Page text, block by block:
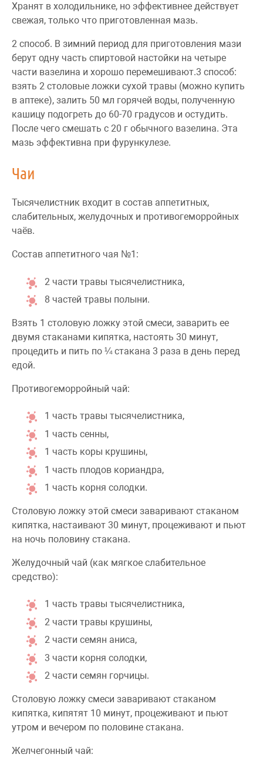
Хранят в холодильнике, но эффективнее действует
свежая, только что приготовленная мазь.
2 способ. В зимний период для приготовления мази
берут одну часть спиртовой настойки на четыре
части вазелина и хорошо перемешивают.3 способ:
взять 2 столовые ложки сухой травы (можно купить
в аптеке), залить 50 мл горячей воды, полученную
кашицу подогреть до 60-70 градусов и остудить.
После чего смешать с 20 г обычного вазелина. Эта
мазь эффективна при фурункулезе.
Чаи
Тысячелистник входит в состав аппетитных,
слабительных, желудочных и противогеморройных
чаёв.
Состав аппетитного чая №1:
2 части травы тысячелистника,
8 частей травы полыни.
Взять 1 столовую ложку этой смеси, заварить ее
двумя стаканами кипятка, настоять 30 минут,
процедить и пить по ¼ стакана 3 раза в день перед
едой.
Противогеморройный чай:
1 часть травы тысячелистника,
1 часть сенны,
1 часть коры крушины,
1 часть плодов кориандра,
1 часть корня солодки.
Столовую ложку этой смеси заваривают стаканом
кипятка, настаивают 30 минут, процеживают и пьют
на ночь половину стакана.
Желудочный чай (как мягкое слабительное
средство):
1 часть травы тысячелистника,
2 части травы крушины,
2 части семян аниса,
3 части корня солодки,
2 части семян горчицы.
Столовую ложку смеси заваривают стаканом
кипятка, кипятят 10 минут, процеживают и пьют
утром и вечером по половине стакана.
Желчегонный чай: